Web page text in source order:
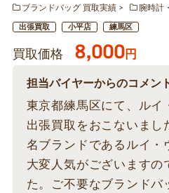
ブランドバッグ 買取実績
腕時計
出張買取 小平店 練馬区
買取価格 8,000円
担当バイヤーからのコメン
東京都練馬区にて、ルイ
出張買取をおこないまし
名ブランドであるルイ・
大変人気がございますの
た。ご不要なブランドバ